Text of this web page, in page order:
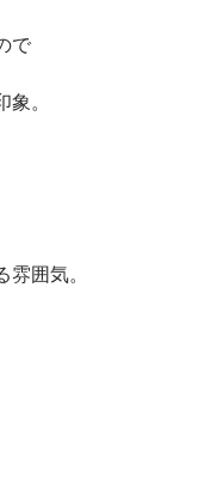
で
。
囲気。